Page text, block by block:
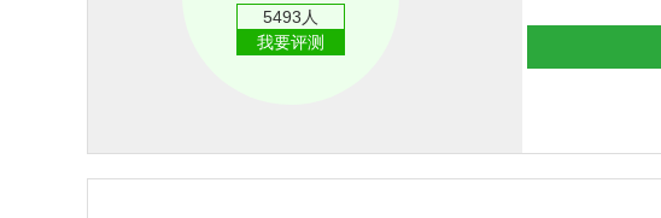
5493人
我要评测